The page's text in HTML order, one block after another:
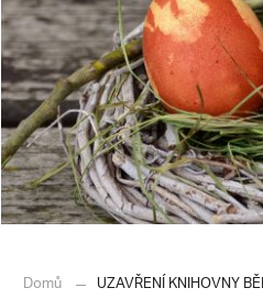
Domů UZAVŘENÍ KNIHOVNY